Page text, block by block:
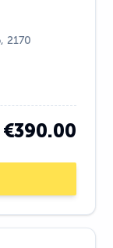
2170
€390.00